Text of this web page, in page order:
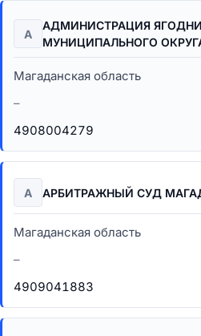
А
АДМИНИСТРАЦИЯ
МУНИЦИПАЛЬНОГО
Магаданская область
–
4908004279
А АРБИТРАЖНЫЙ СУД
Магаданская область
–
4909041883